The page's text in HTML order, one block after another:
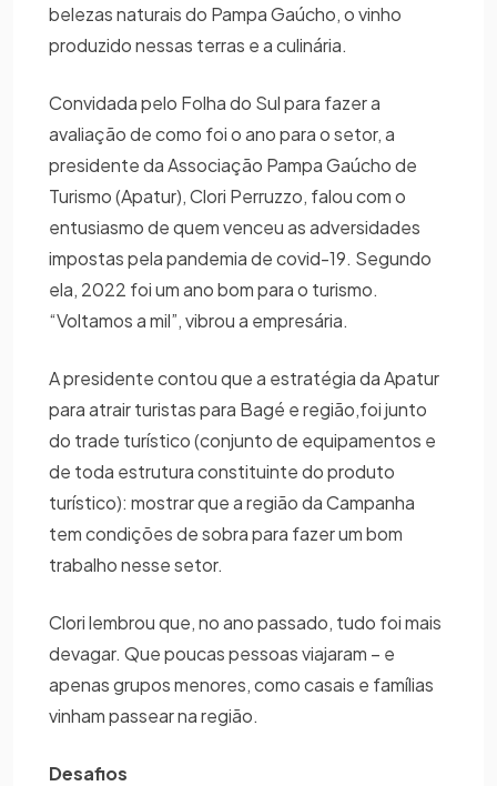
belezas naturais do Pampa Gaúcho, o vinho
produzido nessas terras e a culinária.
Convidada pelo Folha do Sul para fazer a
avaliação de como foi o ano para o setor, a
presidente da Associação Pampa Gaúcho de
Turismo (Apatur), Clori Perruzzo, falou com o
entusiasmo de quem venceu as adversidades
impostas pela pandemia de covid-19. Segundo
ela, 2022 foi um ano bom para o turismo.
“Voltamos a mil”, vibrou a empresária.
A presidente contou que a estratégia da Apatur
para atrair turistas para Bagé e região,foi junto
do trade turístico (conjunto de equipamentos e
de toda estrutura constituinte do produto
turístico): mostrar que a região da Campanha
tem condições de sobra para fazer um bom
trabalho nesse setor.
Clori lembrou que, no ano passado, tudo foi mais
devagar. Que poucas pessoas viajaram – e
apenas grupos menores, como casais e famílias
vinham passear na região.
Desafios